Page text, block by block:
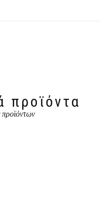
προϊόντα
προϊόντων